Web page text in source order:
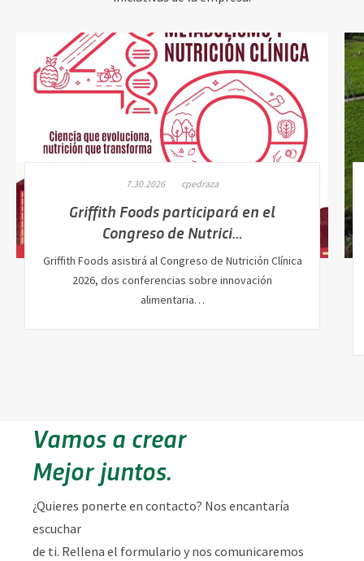
7.30.2026 cpedraza
Griffith Foods participará en el
Congreso de Nutrici…
Griffith Foods asistirá al Congreso de Nutrición Clínica
2026, dos conferencias sobre innovación
alimentaria…
Vamos a crear
Mejor juntos.
¿Quieres ponerte en contacto? Nos encantaría
escuchar
de ti. Rellena el formulario y nos comunicaremos